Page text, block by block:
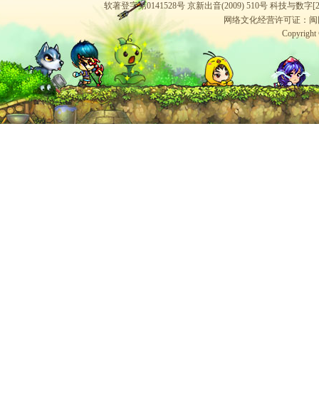
软著登字第0141528号 京新出音(2009) 510号 科技与数字
网络文化经营许可证：
Copyright